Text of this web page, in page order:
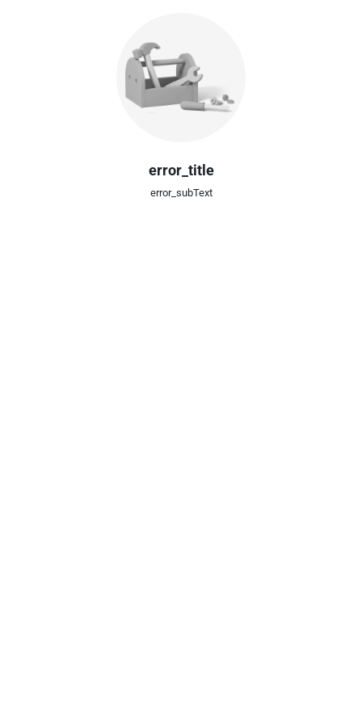
error_title
error_subText